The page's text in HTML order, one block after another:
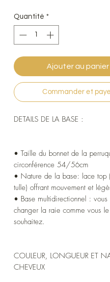
Quantité *
Ajouter au panier
Commander et
DETAILS DE LA BASE :
• Taille du bonnet de la
circonférence 54/56cm
• Nature de la base: lace top
tulle) offrant mouvement et
• Base multidirectionnel : vous
changer la raie comme vous le
souhaitez.
COULEUR, LONGUEUR ET
CHEVEUX